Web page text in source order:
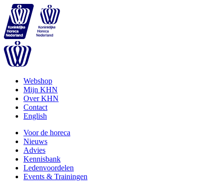
Webshop
Mijn KHN
Over KHN
Contact
English
Voor de horeca
Nieuws
Advies
Kennisbank
Ledenvoordelen
Events & Trainingen